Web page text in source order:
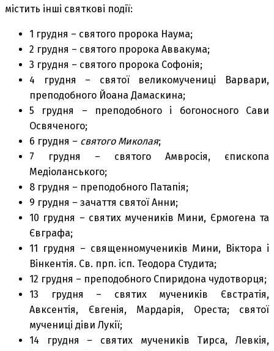
містить інші святкові події:
1 грудня – святого пророка Наума;
2 грудня – святого пророка Аввакума;
3 грудня – святого пророка Софонія;
4 грудня – святої великомучениці Варвари,
преподобного Йоана Дамаскина;
5 грудня – преподобного і богоносного Сави
Освяченого;
6 грудня – святого Миколая;
7 грудня – святого Амвросія, єпископа
Медіоланського;
8 грудня – преподобного Патапія;
9 грудня – зачаття святої Анни;
10 грудня – святих мучеників Мини, Єрмогена та
Євграфа;
11 грудня – священномучеників Мини, Віктора і
Вінкентія. Св. прп. ісп. Теодора Студита;
12 грудня – преподобного Спиридона чудотворця;
13 грудня – святих мучеників Євстратія,
Авксентія, Євгенія, Мардарія, Ореста; святої
мучениці діви Лукії;
14 грудня – святих мучеників Тирса, Левкія,